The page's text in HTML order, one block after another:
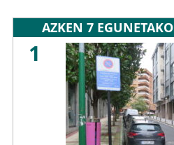
AZKEN 7
1